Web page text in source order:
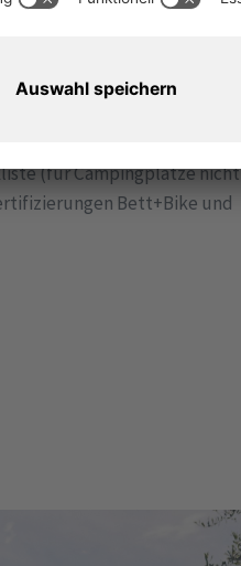
Unterkünfte mit dieser
mountainbike- und
Pflege und Technik
(für Campingplätze nicht
Bett+Bike und